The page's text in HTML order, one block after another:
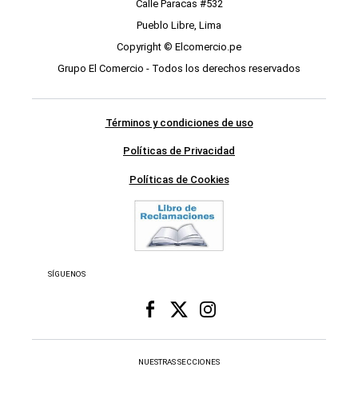
Calle Paracas #532
Pueblo Libre, Lima
Copyright © Elcomercio.pe
Grupo El Comercio - Todos los derechos reservados
Términos y condiciones de uso
Políticas de Privacidad
Políticas de Cookies
SÍGUENOS
NUESTRAS SECCIONES